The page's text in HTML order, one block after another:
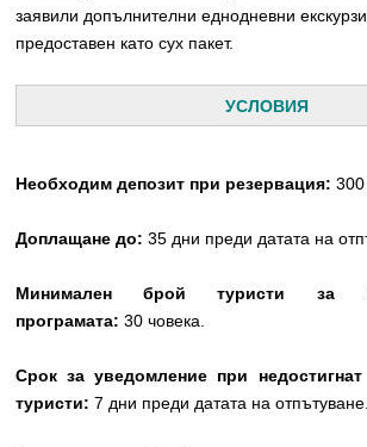
заявили допълнителни еднодневни
предоставен като сух пакет.
УСЛОВИЯ
Необходим депозит при резервация:
Доплащане до: 35 дни преди датата на
Минимален брой туристи за
програмата: 30 човека.
Срок за уведомление при
туристи: 7 дни преди датата на отпътуване.